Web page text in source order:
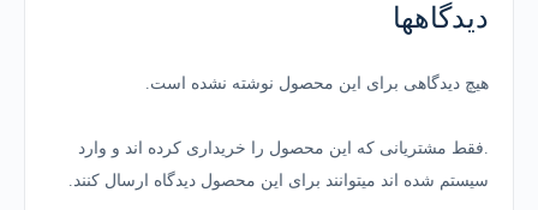
دیدگاهها
هیچ دیدگاهی برای این محصول نوشته نشده است.
.فقط مشتریانی که این محصول را خریداری کرده اند و وارد
سیستم شده اند میتوانند برای این محصول دیدگاه ارسال کنند.